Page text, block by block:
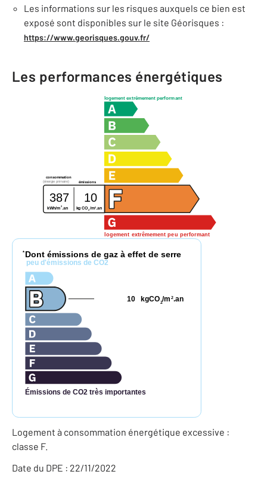
Les informations sur les risques auxquels ce bien est
exposé sont disponibles sur le site Géorisques :
https://www.georisques.gouv.fr/
Les performances énergétiques
logement extrêmement performant
logement extrêmement peu performant
consommation
émissions
(énergie primaire)
387 10
kWh/m 2 .an kg CO2/m2 .an
* Dont émissions de gaz à effet de serre
peu d'émissions de CO2
Émissions de CO2 très importantes
kgCO2/m 2.an
10
Logement à consommation énergétique excessive :
classe F.
Date du DPE : 22/11/2022